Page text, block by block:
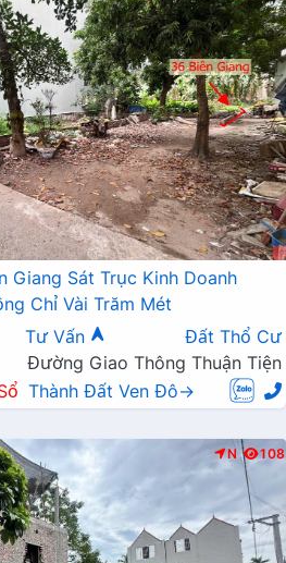
Giang Sát Trục Kinh Doanh
Chỉ Vài Trăm Mét
Tư Vấn
Đất Thổ Cư
Đường Giao Thông Thuận Tiện
Thành Đất Ven Đô→
N 108